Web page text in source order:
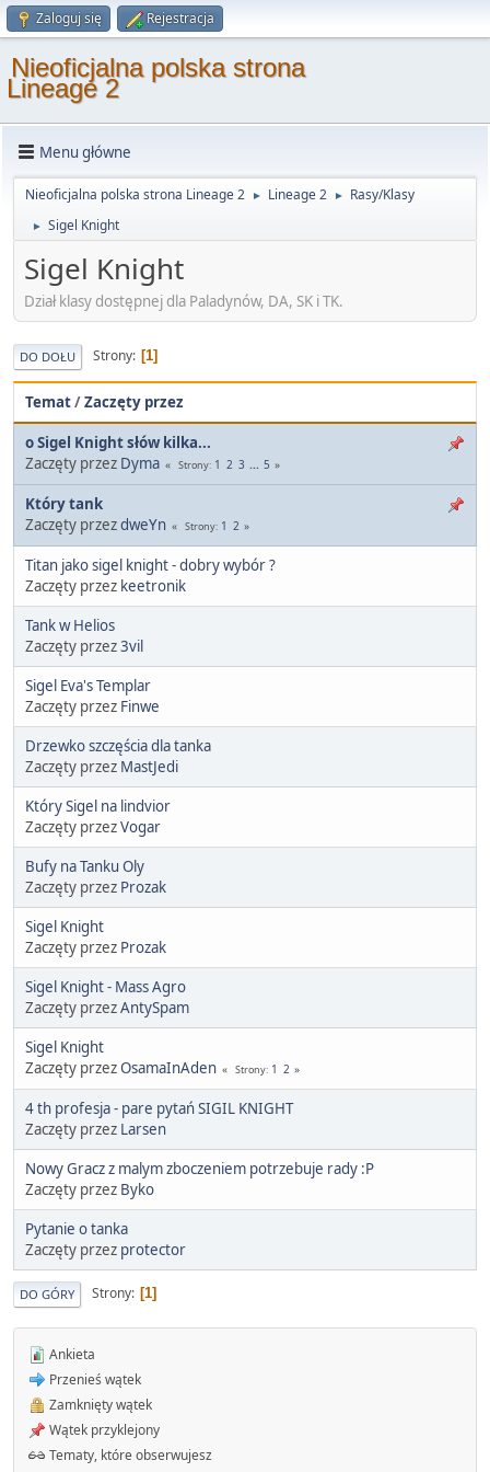
Zaloguj się Rejestracja
Nieoficjalna polska strona
Lineage 2
Menu główne
Nieoficjalna polska strona Lineage 2 ► Lineage 2 ► Rasy/Klasy
► Sigel Knight
Sigel Knight
Dział klasy dostępnej dla Paladynów, DA, SK i TK.
DO DOŁU Strony 1
Temat/Zaczęty przez
o Sigel Knight słów kilka...
Zaczęty przez Dyma Strony 1 2 3 ... 5
Który tank
Zaczęty przezdweYn Strony 1 2
Titan jako sigel knight - dobry wybór ?
Zaczęty przez keetronik
Tank w Helios
Zaczęty przez3vil
Sigel Eva's Templar
Zaczęty przez Finwe
Drzewko szczęścia dla tanka
Zaczęty przez MastJedi
Który Sigel na lindvior
Zaczęty przezVogar
Bufy na Tanku Oly
Zaczęty przez Prozak
Sigel Knight
Zaczęty przez Prozak
Sigel Knight - Mass Agro
Zaczęty przezAntySpam
Sigel Knight
Zaczęty przezOsamaInAden Strony 1 2
4 th profesja - pare pytań SIGIL KNIGHT
Zaczęty przez Larsen
Nowy Gracz z malym zboczeniem potrzebuje rady :P
Zaczęty przez Byko
Pytanie o tanka
Zaczęty przez protector
DO GÓRY Strony 1
Ankieta
Przenieś wątek
Zamknięty wątek
Wątek przyklejony
Tematy, które obserwujesz